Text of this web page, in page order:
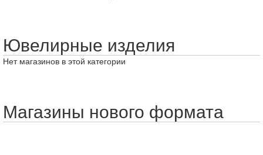
Ювелирные изделия
Нет магазинов в этой категории
Магазины нового формата